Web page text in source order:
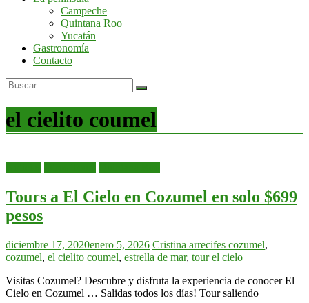
Yucatán
Campeche
Quintana Roo
Yucatán
Gastronomía
Contacto
el cielito coumel
Tours a El Cielo en Cozumel en solo $699
pesos
diciembre 17, 2020enero 5, 2026 Cristina arrecifes cozumel,
cozumel, el cielito coumel, estrella de mar, tour el cielo
Visitas Cozumel? Descubre y disfruta la experiencia de conocer El
Cielo en Cozumel … Salidas todos los días! Tour saliendo